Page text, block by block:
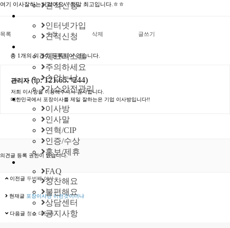
견적신청
인터넷가입
견적신청
체크리스트
주의하세요
손없는날
가스안전관리
이사방
인사말
연혁/CIP
인증/수상
홍보/제휴
FAQ
칭찬해요
불편해요
상담센터
공지사항
여기 이사잘하는거같아요 ^^정말 최고입니다.ㅎㅎ
목록 수정 삭제 글쓰기
총 1개의 의견이 등록되어 있습니다.
관리자 (ip: 121.65.*244)
저희 이사방을 이용해주셔서 감사합니다.
대한민국에서 포장이사를 제일 잘하는은 기업 이사방입니다!!
의견글 등록 권한이 없습니다.
이전글 두번째 이사
현재글 포장이사란 이런것이더냐
다음글 청소 대만족